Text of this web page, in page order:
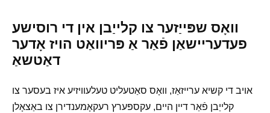
וואָס שפּייַזער צו קלייַבן אין די רוסישע
פעדעריישאַן פֿאַר אַ פּריוואַט הויז אָדער
דאַטשאַ
אויב די קשיא ערייזאַז, וואָס סאַטעליט טעלעוויזיע איז בעסער צו
קלייַבן פֿאַר דיין היים, עקספּערץ רעקאָמענדירן צו באַצאָלן